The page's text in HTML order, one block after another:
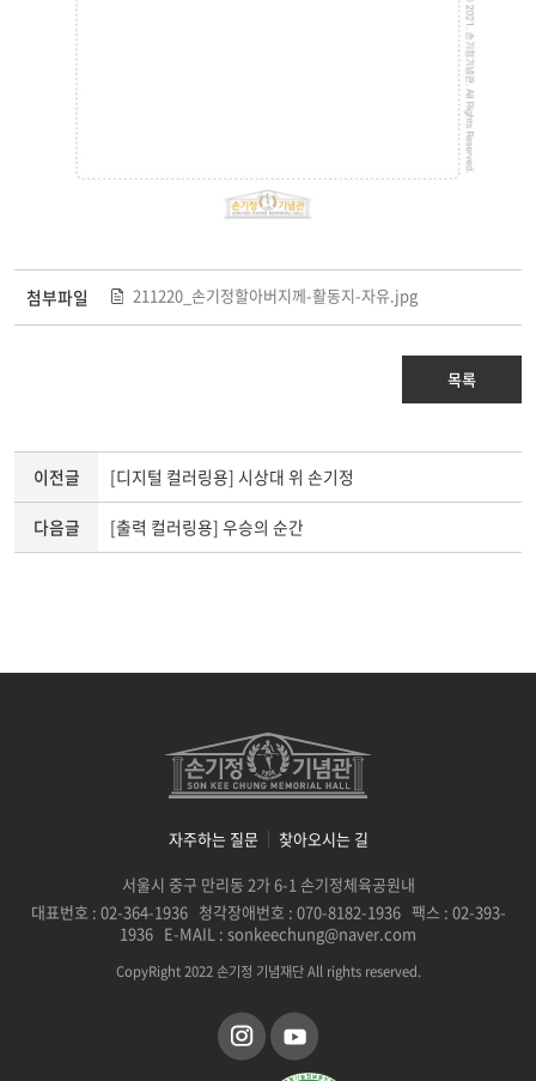
첨부파일 211220_손기정할아버지께-활동지-자유.jpg
목록
이전글 [디지털 컬러링용] 시상대 위 손기정
다음글 [출력 컬러링용] 우승의 순간
자주하는 질문
찾아오시는 길
서울시 중구 만리동 2가 6-1 손기정체육공원내
대표번호 : 02-364-1936 청각장애번호 : 070-8182-1936 팩스 : 02-393-
1936 E-MAIL : sonkeechung@naver.com
CopyRight 2022 손기정 기념재단 All rights reserved.